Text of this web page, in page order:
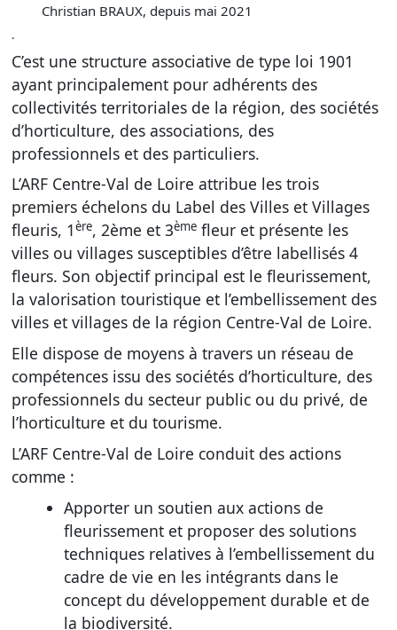
Christian BRAUX, depuis mai 2021
.
C’est une structure associative de type loi 1901
ayant principalement pour adhérents des
collectivités territoriales de la région, des sociétés
d’horticulture, des associations, des
professionnels et des particuliers.
L’ARF Centre-Val de Loire attribue les trois
premiers échelons du Label des Villes et Villages
fleuris, 1ère, 2ème et 3ème fleur et présente les
villes ou villages susceptibles d’être labellisés 4
fleurs. Son objectif principal est le fleurissement,
la valorisation touristique et l’embellissement des
villes et villages de la région Centre-Val de Loire.
Elle dispose de moyens à travers un réseau de
compétences issu des sociétés d’horticulture, des
professionnels du secteur public ou du privé, de
l’horticulture et du tourisme.
L’ARF Centre-Val de Loire conduit des actions
comme :
Apporter un soutien aux actions de
fleurissement et proposer des solutions
techniques relatives à l’embellissement du
cadre de vie en les intégrants dans le
concept du développement durable et de
la biodiversité.